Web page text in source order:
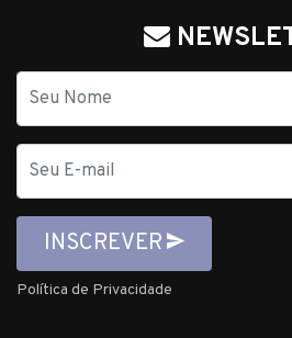
mail
INSCREVER
Política de Privacidade